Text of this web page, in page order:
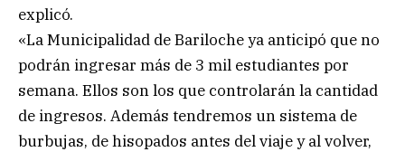
explicó.
«La Municipalidad de Bariloche ya anticipó que no
podrán ingresar más de 3 mil estudiantes por
semana. Ellos son los que controlarán la cantidad
de ingresos. Además tendremos un sistema de
burbujas, de hisopados antes del viaje y al volver,